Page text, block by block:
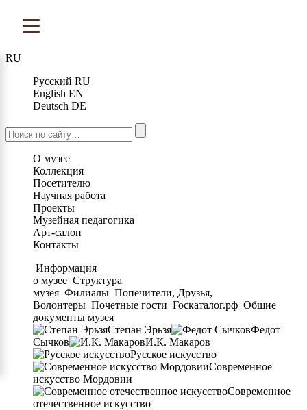
RU
Русский RU
English EN
Deutsch DE
О музее
Коллекция
Посетителю
Научная работа
Проекты
Музейная педагогика
Арт-салон
Контакты
Информация
о музее Структура
музея Филиалы Попечители, Друзья,
Волонтеры Почетные гости Госкаталог.рф Общие
документы музея
Степан Эрьзя
Федот
Сычков
И.К. Макаров
Русское искусство
Современное
искусство Мордовии
Современное
отечественное искусство